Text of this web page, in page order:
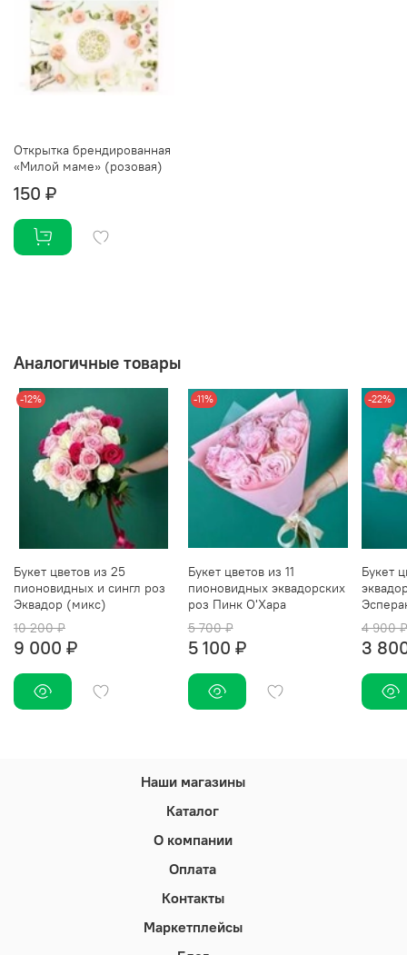
Открытка брендированная
«Милой маме» (розовая)
150 ₽
Аналогичные товары
-12%
Букет цветов из 25
пионовидных и сингл роз
Эквадор (микс)
10 200 ₽
9 000 ₽
-11%
Букет цветов из 11
пионовидных эквадорских
роз Пинк О'Хара
5 700 ₽
5 100 ₽
-22%
Букет
4 900 ₽
3
Наши магазины
Каталог
О компании
Оплата
Контакты
Маркетплейсы